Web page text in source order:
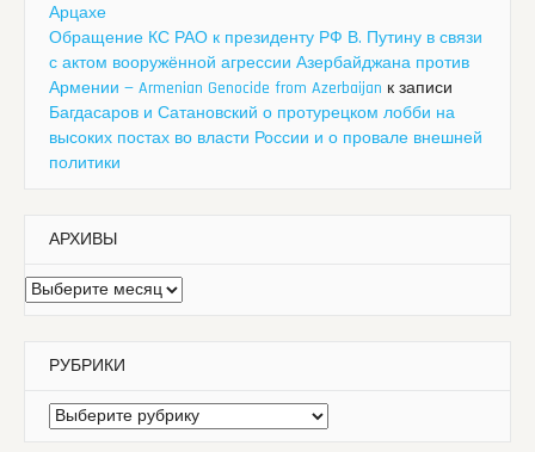
Арцахе
Обращение КС РАО к президенту РФ В. Путину в связи
с актом вооружённой агрессии Азербайджана против
Армении — Armenian Genocide from Azerbaijan к записи
Багдасаров и Сатановский о протурецком лобби на
высоких постах во власти России и о провале внешней
политики
АРХИВЫ
Архивы
РУБРИКИ
Рубрики